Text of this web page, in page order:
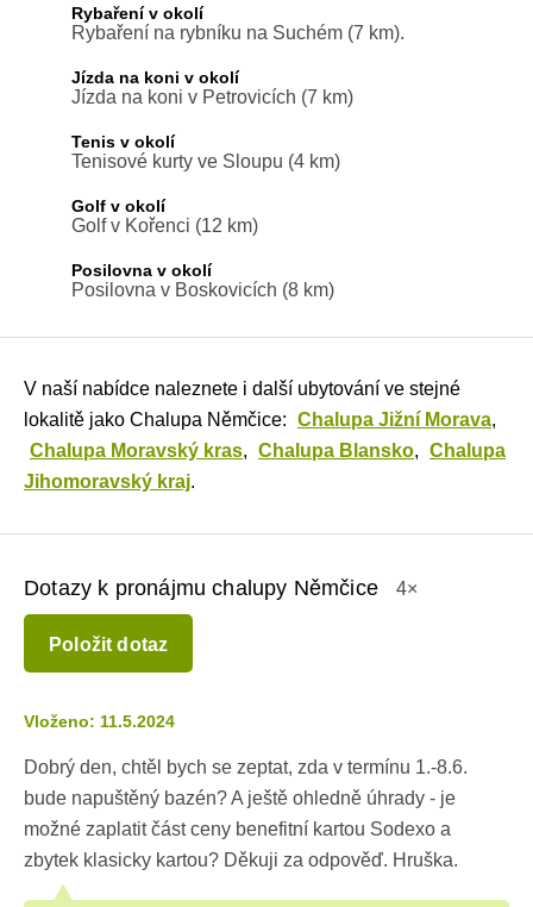
Rybaření v okolí
Rybaření na rybníku na Suchém (7 km).
Jízda na koni v okolí
Jízda na koni v Petrovicích (7 km)
Tenis v okolí
Tenisové kurty ve Sloupu (4 km)
Golf v okolí
Golf v Kořenci (12 km)
Posilovna v okolí
Posilovna v Boskovicích (8 km)
V naší nabídce naleznete i další ubytování ve stejné
lokalitě jako Chalupa Němčice: Chalupa Jižní Morava,
Chalupa Moravský kras, Chalupa Blansko, Chalupa
Jihomoravský kraj.
Dotazy k pronájmu chalupy Němčice 4×
Položit dotaz
Vloženo: 11.5.2024
Dobrý den, chtěl bych se zeptat, zda v termínu 1.-8.6.
bude napuštěný bazén? A ještě ohledně úhrady - je
možné zaplatit část ceny benefitní kartou Sodexo a
zbytek klasicky kartou? Děkuji za odpověď. Hruška.